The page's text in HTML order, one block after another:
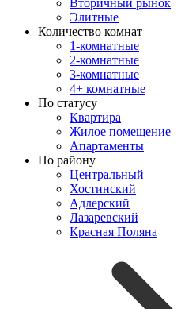
Вторичный рынок
Элитные
Количество комнат
1-комнатные
2-комнатные
3-комнатные
4+ комнатные
По статусу
Квартира
Жилое помещение
Апартаменты
По району
Центральный
Хостинский
Адлерский
Лазаревский
Красная Поляна